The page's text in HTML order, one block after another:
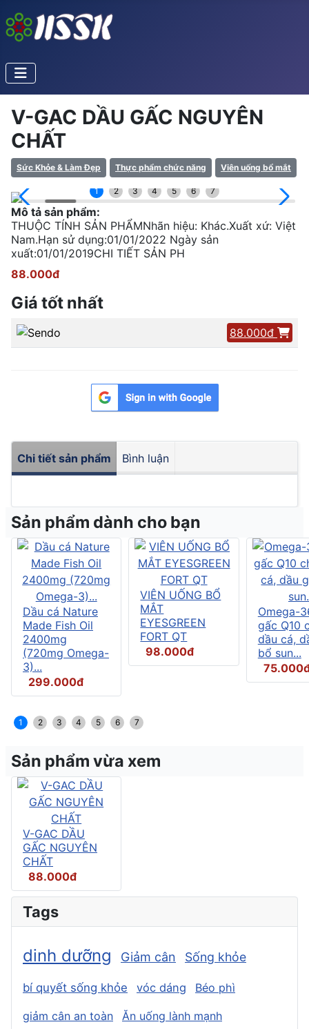
V-GAC DẦU GẤC NGUYÊN
CHẤT
Sức Khỏe & Làm Đẹp Thực phẩm chức năng Viên uống bổ mắt
1 2 3 4 5 6 7
Mô tả sản phẩm:
THUỘC TÍNH SẢN PHẨMNhãn hiệu: Khác.Xuất xứ: Việt
Nam.Hạn sử dụng:01/01/2022 Ngày sản
xuất:01/01/2019CHI TIẾT SẢN PH
88.000đ
Giá tốt nhất
88.000đ
Chi tiết sản phẩm Bình luận
Sản phẩm dành cho bạn
Dầu cá Nature
Made Fish Oil
2400mg
(720mg Omega-
3)...
299.000đ
VIÊN UỐNG BỔ
MẮT
EYESGREEN
FORT QT
98.000đ
Omega-
gấc Q10
dầu cá,
bổ sun...
1 2 3 4 5 6 7
Sản phẩm vừa xem
V-GAC DẦU
GẤC NGUYÊN
CHẤT
88.000đ
Tags
dinh dưỡng Giảm cân Sống khỏe
bí quyết sống khỏe vóc dáng Béo phì
giảm cân an toàn
Ăn uống lành mạnh